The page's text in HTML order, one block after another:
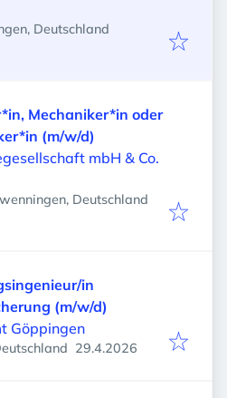
Deutschland
Mechaniker*in oder
(m/w/d)
mbH & Co.
Deutschland
in
(m/w/d)
Göppingen
Veröffentlicht
29.4.2026